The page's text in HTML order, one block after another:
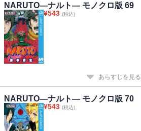
NARUTO―ナルト― モノクロ版 69
¥543 (税込)
あらすじを見る
NARUTO―ナルト― モノクロ版 70
¥543 (税込)